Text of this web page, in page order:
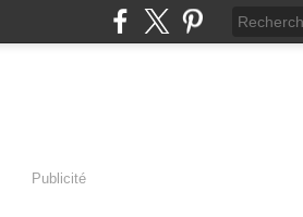
Publicité